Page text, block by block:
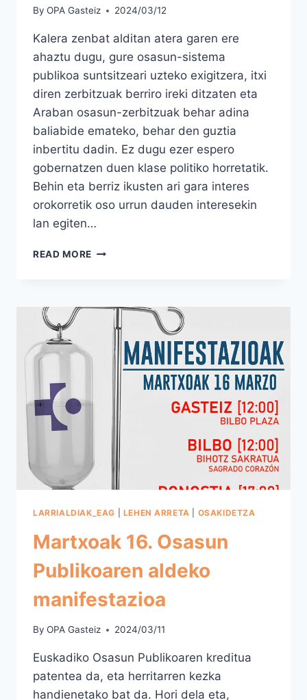
By OPA Gasteiz 2024/03/12
Kalera zenbat alditan atera garen ere
ahaztu dugu, gure osasun-sistema
publikoa suntsitzeari uzteko exigitzera, itxi
diren zerbitzuak berriro ireki ditzaten eta
Araban osasun-zerbitzuak behar adina
baliabide emateko, behar den guztia
inbertitu dadin. Ez dugu ezer espero
gobernatzen duen klase politiko horretatik.
Behin eta berriz ikusten ari gara interes
orokorretik oso urrun dauden interesekin
lan egiten…
READ MORE MANIFESTAZIORAKO
LARRIALDIAK_EAG LEHEN ARRETA OSAKIDETZA
Martxoak 16. Osasun
Publikoaren aldeko
manifestazioa
By OPA Gasteiz 2024/03/11
Euskadiko Osasun Publikoaren kreditua
patentea da, eta herritarren kezka
handienetako bat da. Hori dela eta,